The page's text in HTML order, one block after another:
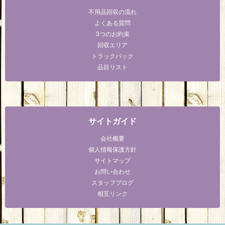
不用品回収の流れ
よくある質問
3つのお約束
回収エリア
トラックパック
品目リスト
サイトガイド
会社概要
個人情報保護方針
サイトマップ
お問い合わせ
スタッフブログ
相互リンク